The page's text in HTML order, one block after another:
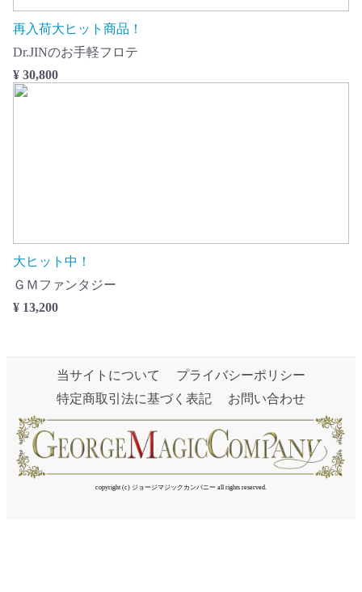
再入荷大ヒット商品！
Dr.JINのお手軽フロテ
¥ 30,800
大ヒット中！
ＧＭファンタジー
¥ 13,200
当サイトについて
プライバシーポリシー
特定商取引法に基づく表記
お問い合わせ
copyright (c) ジョージマジックカンパニー all rights reserved.